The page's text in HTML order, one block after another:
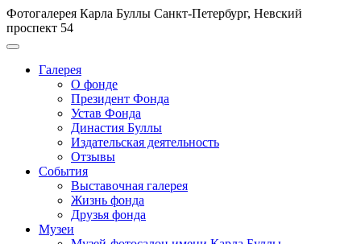
Фотогалерея Карла Буллы Санкт-Петербург, Невский
проспект 54
Галерея
О фонде
Президент Фонда
Устав Фонда
Династия Буллы
Издательская деятельность
Отзывы
События
Выставочная галерея
Жизнь фонда
Друзья фонда
Музеи